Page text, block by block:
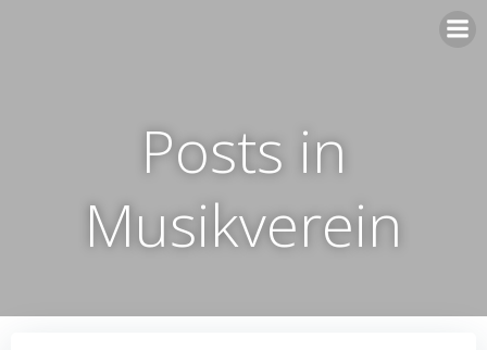
Posts in
Musikverein